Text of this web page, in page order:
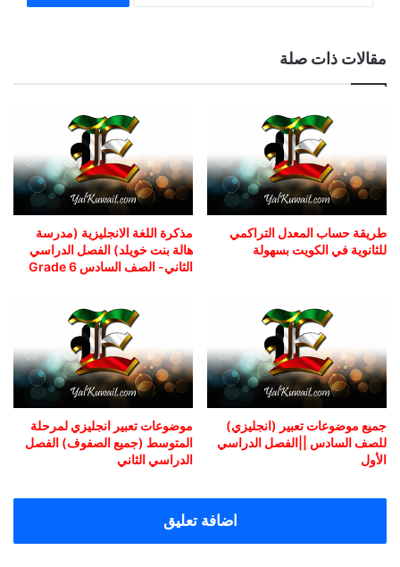
مقالات ذات صلة
طريقة حساب المعدل التراكمي
للثانوية في الكويت بسهولة
مذكرة اللغة الانجليزية (مدرسة
هالة بنت خويلد) الفصل الدراسي
الثاني- الصف السادس Grade 6
جميع موضوعات تعبير (انجليزي)
للصف السادس ||الفصل الدراسي
الأول
موضوعات تعبير انجليزي لمرحلة
المتوسط (جميع الصفوف) الفصل
الدراسي الثاني
اضافة تعليق